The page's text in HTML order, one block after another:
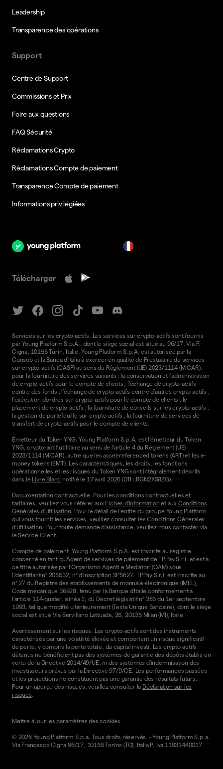
Leadership
Transparence des opérations
Support
Centre de Support
Commissions et Prix
Foire aux questions
FAQ Sécurité
Réclamations Crypto
Réclamations Compte de paiement
Transparence Compte de paiement
Informations privilégiées
Télécharger
Services sur les crypto-actifs. Les services sur crypto-actifs sont fournis
par Young Platform S.p.A., dont le siège social est situé au 96/17, Via F.
Cigna, 10155 Turin, Italie. Young Platform S.p.A. est autorisée par la
Consob et la Banca d'Italia à exercer en qualité de Prestataire de services
sur crypto-actifs (CASP) au sens du Règlement (UE) 2023/1114 (MiCAR),
pour la fourniture des services suivants : la conservation et l'administration
de crypto-actifs pour le compte de clients ; l'échange de crypto-actifs
contre des fonds ; l'échange de crypto-actifs contre d'autres crypto-actifs ;
l'exécution d'ordres sur crypto-actifs pour le compte de clients ; le
placement de crypto-actifs ; la fourniture de conseils sur les crypto-actifs ;
la gestion de portefeuille sur crypto-actifs ; la fourniture de services de
transfert de crypto-actifs pour le compte de clients.
Émetteur du Token YNG. Young Platform S.p.A. est l'émetteur du Token
YNG, crypto-actif utilitaire au sens de l'article 4 du Règlement (UE)
2023/1114 (MiCAR), autre que les asset-referenced tokens (ART) et les e-
money tokens (EMT). Les caractéristiques, les droits, les fonctions
opérationnelles et les risques du Token YNG sont intégralement décrits
dans le Livre Blanc notifié le 17 avril 2026 (DTI : RGN2XS8ZG).
Documentation contractuelle. Pour les conditions contractuelles et
tarifaires, veuillez vous référer aux Fiches d'information et aux Conditions
Générales d'Utilisation. Pour le détail de l'entité du groupe Young Platform
qui vous fournit les services, veuillez consulter lesConditions Générales
d'Utilisation. Pour toute demande d'assistance, veuillez nous contacter via
leService Client.
Compte de paiement. Young Platform S.p.A. est inscrite au registre
concerné en tant qu'Agent de services de paiement de TPPay S.r.l. et est à
ce titre autorisée par l'Organismo Agenti e Mediatori (OAM) sous
l'identifiant n° 205532, n° d'inscription SP5627. TPPay S.r.l. est inscrite au
n° 27 du Registre des établissements de monnaie électronique (IMEL),
Code mécanique 36928, tenu par la Banque d'Italie conformément à
l'article 114-quater, alinéa 1, du Décret législatif n° 385 du 1er septembre
1993, tel que modifié ultérieurement (Texte Unique Bancaire), dont le siège
social est situé Via Serviliano Lattuada, 25, 20135 Milan (MI), Italie.
Avertissement sur les risques. Les crypto-actifs sont des instruments
caractérisés par une volatilité élevée et comportent un risque significatif
de perte, y compris la perte totale, du capital investi. Les crypto-actifs
détenus ne bénéficient pas des systèmes de garantie des dépôts établis en
vertu de la Directive 2014/49/UE, ni des systèmes d'indemnisation des
investisseurs prévus par la Directive 97/9/CE. Les performances passées
et les projections ne constituent pas une garantie des résultats futurs.
Pour un aperçu des risques, veuillez consulter la Déclaration sur les
risques.
© 2026 Young Platform S.p.a. Tous droits réservés. -Young Platform S.p.a.
Via Francesco Cigna 96/17, 10155 Torino (TO), Italia P. Iva 11931440017
Mettre à jour les paramètres des cookies